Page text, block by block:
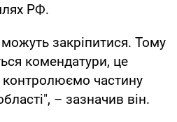
РФ.
закріпитися. Тому
комендатури, це
частину
– зазначив він.